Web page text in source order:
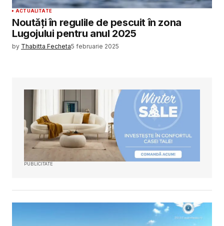
ACTUALITATE
Noutăți în regulile de pescuit în zona
Lugojului pentru anul 2025
by Thabitta Fecheta5 februarie 2025
PUBLICITATE